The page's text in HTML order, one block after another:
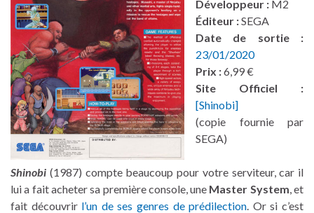
Développeur : M2
Éditeur :SEGA
Date de sortie :
23/01/2020
Prix :6,99 €
Site Officiel :
[Shinobi]
(copie fournie par
SEGA)
Shinobi (1987) compte beaucoup pour votre serviteur, car il
lui a fait acheter sa première console, une Master System, et
fait découvrir l’un de ses genres de prédilection. Or si c’est